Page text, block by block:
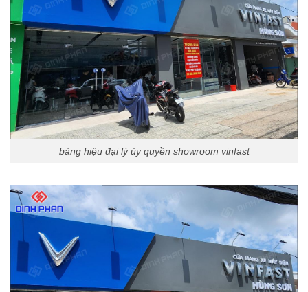
bảng hiệu đại lý ủy quyền showroom vinfast